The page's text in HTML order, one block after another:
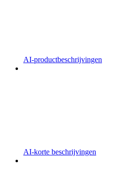
AI-productbeschrijvingen
AI-korte beschrijvingen